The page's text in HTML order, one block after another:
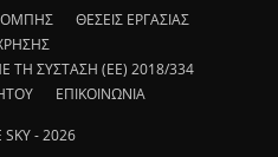
ΘΕΣΕΙΣ ΕΡΓΑΣΙΑΣ
ΣΥΣΤΑΣΗ (ΕΕ) 2018/334
ΕΠΙΚΟΙΝΩΝΙΑ
- 2026